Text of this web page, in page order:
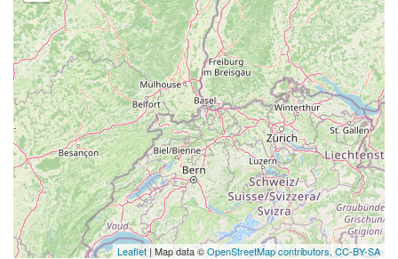
Leaflet | Map data ©OpenStreetMap contributors, CC-BY-SA